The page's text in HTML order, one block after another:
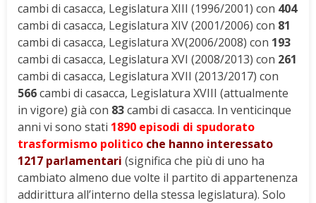
cambi di casacca, Legislatura XIII (1996/2001) con 404
cambi di casacca, Legislatura XIV (2001/2006) con 81
cambi di casacca, Legislatura XV(2006/2008) con 193
cambi di casacca, Legislatura XVI (2008/2013) con 261
cambi di casacca, Legislatura XVII (2013/2017) con
566cambi di casacca, Legislatura XVIII (attualmente
in vigore) già con 83cambi di casacca. In venticinque
anni vi sono stati 1890 episodi di spudorato
trasformismo politico che hanno interessato
1217 parlamentari (significa che più di uno ha
cambiato almeno due volte il partito di appartenenza
addirittura all’interno della stessa legislatura). Solo